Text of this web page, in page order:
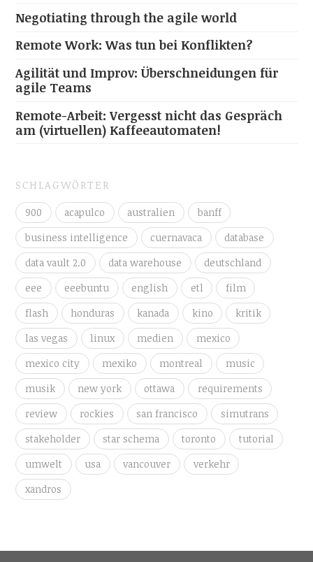
Negotiating through the agile world
Remote Work: Was tun bei Konflikten?
Agilität und Improv: Überschneidungen für
agile Teams
Remote-Arbeit: Vergesst nicht das Gespräch
am (virtuellen) Kaffeeautomaten!
SCHLAGWÖRTER
900 acapulco australien
banff
business intelligence
cuernavaca
database
data vault 2.0
data warehouse
deutschland
eee
eeebuntu english etl
film
flash
honduras kanada kino
kritik
las vegas
linux medien
mexico
mexico city
mexiko montreal
music
musik
new york ottawa
requirements
review
rockies san francisco
simutrans
stakeholder
star schema toronto
tutorial
umwelt
usa vancouver
verkehr
xandros